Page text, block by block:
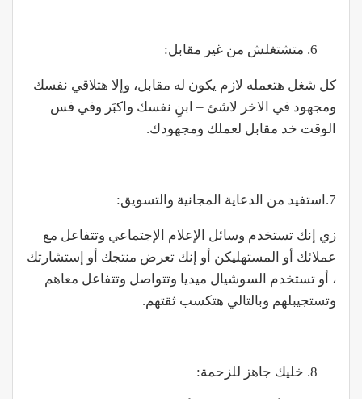
متشتغلش من غير مقابل:
كل شغل هتعمله لازم يكون له مقابل، وإلا هتلاقي نفسك
ومجهود في الاخر لاشئ – ابنِ نفسك واكبَر وفي فس
الوقت خد مقابل لعملك ومجهودك.
7.استفيد من الدعاية المجانية والتسويق:
زي إنك تستخدم وسائل الإعلام الإجتماعي وتتفاعل مع
عملائك أو المستهليكن أو إنك تعرض منتجك أو إستشارتك
، أو تستخدم السوشيال ميديا وتتواصل وتتفاعل معاهم
وتستجيبلهم وبالتالي هتكسب ثقتهم.
خليك جاهز للزحمة: